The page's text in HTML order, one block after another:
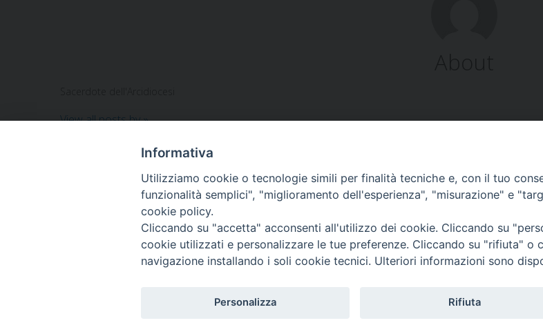
View all posts by»
BARLETTA
BISCEGLIE
Corato, Margherita di Savoia,
Sede arcivescovile suffraganea di Bari-Bitonto
Regione ecclesiastica Puglia
Informativa
Utilizziamo cookie o tecnologie simili per finalità tecniche e, con il tuo
funzionalità semplici", "miglioramento dell'esperienza", "misurazione" e
cookie policy.
Cliccando su "accetta" acconsenti all'utilizzo dei cookie. Cliccando su
cookie utilizzati e personalizzare le tue preferenze. Cliccando su "rifiuta" o
navigazione installando i soli cookie tecnici. Ulteriori informazioni sono
Personalizza Rifiuta